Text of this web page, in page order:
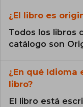
¿El libro es
Todos los libros
catálogo son
¿En qué Idioma
libro?
El libro está